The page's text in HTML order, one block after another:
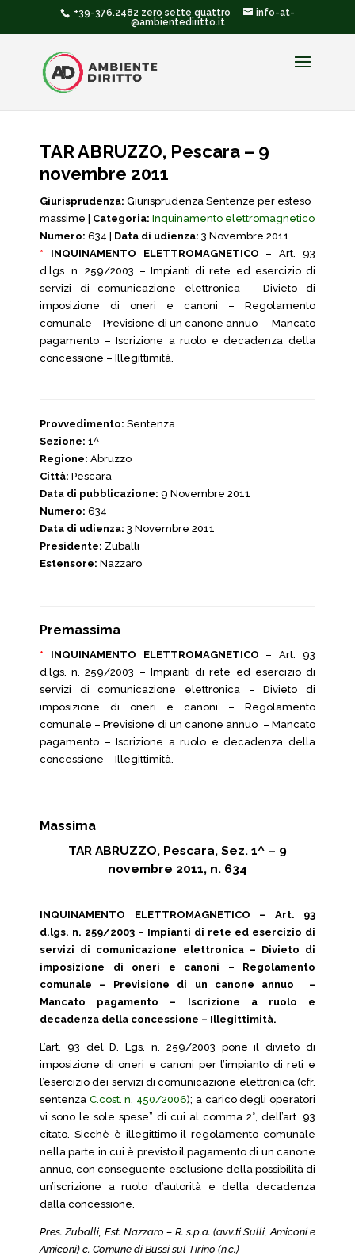
+39-376.2482 zero sette quattro
info-at-
@ambientediritto.it
TAR ABRUZZO, Pescara – 9
novembre 2011
Giurisprudenza: Giurisprudenza Sentenze per esteso
massime | Categoria: Inquinamento elettromagnetico
Numero: 634 | Data di udienza: 3 Novembre 2011
* INQUINAMENTO ELETTROMAGNETICO – Art. 93
d.lgs. n. 259/2003 – Impianti di rete ed esercizio di
servizi di comunicazione elettronica – Divieto di
imposizione di oneri e canoni – Regolamento
comunale – Previsione di un canone annuo – Mancato
pagamento – Iscrizione a ruolo e decadenza della
concessione – Illegittimità.
Provvedimento: Sentenza
Sezione: 1^
Regione: Abruzzo
Città: Pescara
Data di pubblicazione: 9 Novembre 2011
Numero: 634
Data di udienza: 3 Novembre 2011
Presidente: Zuballi
Estensore: Nazzaro
Premassima
* INQUINAMENTO ELETTROMAGNETICO – Art. 93
d.lgs. n. 259/2003 – Impianti di rete ed esercizio di
servizi di comunicazione elettronica – Divieto di
imposizione di oneri e canoni – Regolamento
comunale – Previsione di un canone annuo – Mancato
pagamento – Iscrizione a ruolo e decadenza della
concessione – Illegittimità.
Massima
TAR ABRUZZO, Pescara, Sez. 1^ – 9
novembre 2011, n. 634
INQUINAMENTO ELETTROMAGNETICO – Art. 93
d.lgs. n. 259/2003 – Impianti di rete ed esercizio di
servizi di comunicazione elettronica – Divieto di
imposizione di oneri e canoni – Regolamento
comunale – Previsione di un canone annuo –
Mancato pagamento – Iscrizione a ruolo e
decadenza della concessione – Illegittimità.
L’art. 93 del D. Lgs. n. 259/2003 pone il divieto di
imposizione di oneri e canoni per l’impianto di reti e
l’esercizio dei servizi di comunicazione elettronica (cfr.
sentenza C.cost. n. 450/2006); a carico degli operatori
vi sono le sole spese” di cui al comma 2°, dell’art. 93
citato. Sicchè è illegittimo il regolamento comunale
nella parte in cui è previsto il pagamento di un canone
annuo, con conseguente esclusione della possibilità di
un’iscrizione a ruolo d’autorità e della decadenza
dalla concessione.
Pres. Zuballi, Est. Nazzaro – R. s.p.a. (avv.ti Sulli, Amiconi e
Amiconi) c. Comune di Bussi sul Tirino (n.c.)